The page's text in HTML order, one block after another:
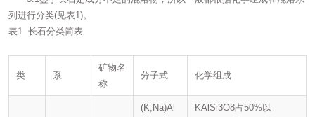
列进行分类(见表1)。
表1 长石分类简表
类 系
矿物名
称
分子式 化学组成
(K,Na)Al
KAlSi3O8占50%以